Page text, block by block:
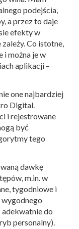
podejścia,
a przez to daje
efekty w
Co istotne,
i można je w
aplikacji –
one najbardziej
Digital.
i rejestrowane
być
tego
dawkę
m.in. w
tygodniowe i
wygodnego
do
personalny).